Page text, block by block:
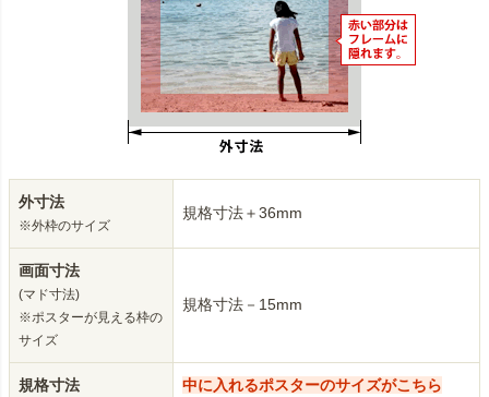
外寸法
※外枠のサイズ
規格寸法＋36mm
画面寸法
(マド寸法)
※ポスターが見える枠の
サイズ
規格寸法－15mm
規格寸法 中に入れるポスターのサイズがこちら